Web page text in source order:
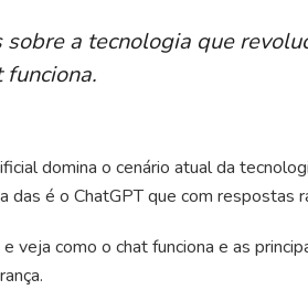
sobre a tecnologia que
funciona.
domina o cenário atual da
das é o ChatGPT que com respostas
veja como o chat funciona e as